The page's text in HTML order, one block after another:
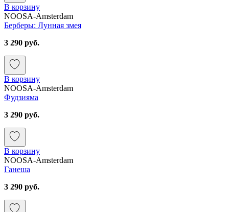
В корзину
NOOSA-Amsterdam
Берберы: Лунная змея
3 290 руб.
В корзину
NOOSA-Amsterdam
Фудзияма
3 290 руб.
В корзину
NOOSA-Amsterdam
Ганеша
3 290 руб.